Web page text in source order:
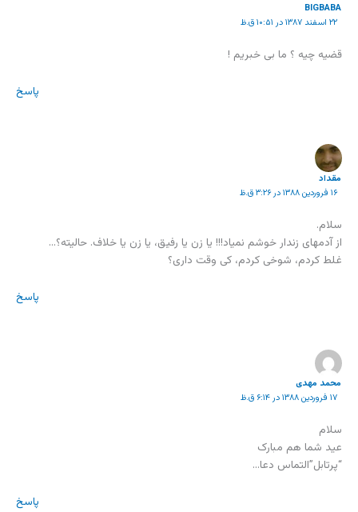
BIGBABA
۲۲ اسفند ۱۳۸۷ در ۱۰:۵۱ ق.ظ
قضیه چیه ؟ ما بی خبریم !
پاسخ
مقداد
۱۶ فروردین ۱۳۸۸ در ۳:۲۶ ق.ظ
سلام.
از آدمهای زندار خوشم نمیاد!!! یا زن یا رفیق، یا زن یا خلاف. حالیته؟…
غلط کردم، شوخی کردم، کی وقت داری؟
پاسخ
محمد مهدی
۱۷ فروردین ۱۳۸۸ در ۶:۱۴ ق.ظ
سلام
عید شما هم مبارک
“پرتابل”التماس دعا…
پاسخ